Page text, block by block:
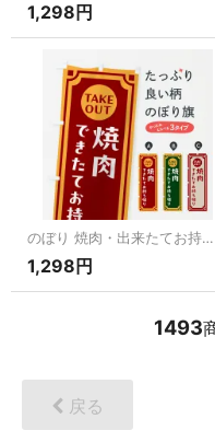
1,298円
のぼり 焼肉・出来たてお持ち帰りできます のぼり旗
1,298円
1493
戻る